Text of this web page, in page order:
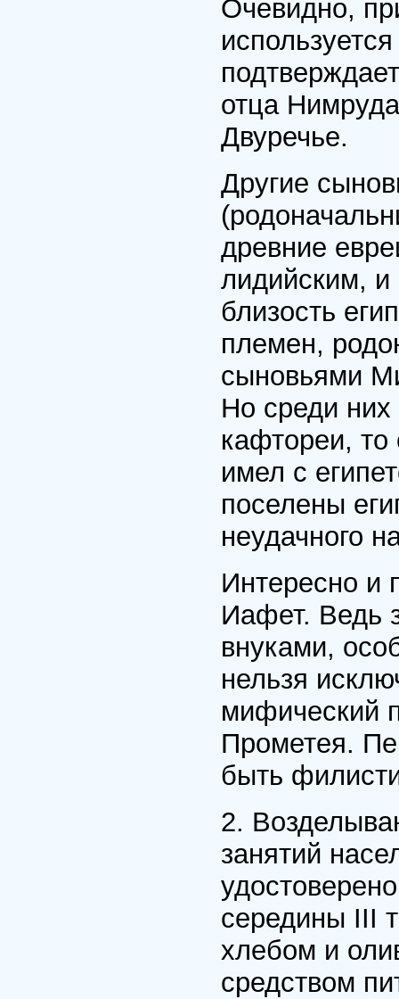
Очевидно,
отца
Двуречье.
Другие
древние
лидийским, и
близость
племен,
сыновьями
Но среди
кафтореи, то
имел с
поселены
неудачного
Интересно и
Иафет. Ведь
внуками,
нельзя
мифический
Прометея.
быть
2.
занятий
середины III
хлебом и
средством